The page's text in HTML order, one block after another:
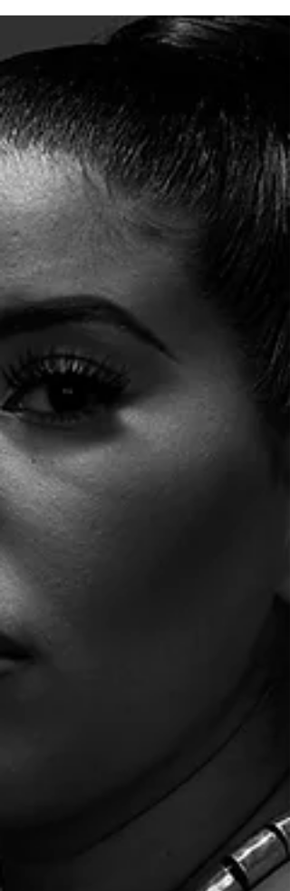
suédoise Emie Esther dévoile le titre "Give It To
Me", un extrait rythmé, enjoué et mélodieux. Sur
la pop des années 2000 ainsi que les influences
de producteur musical américain Timbaland et de
l'artiste Britney Spears . La chanson reflète le
désir d'être agréablement surpris et séduit par
partenaire. Une supplication pour le ch